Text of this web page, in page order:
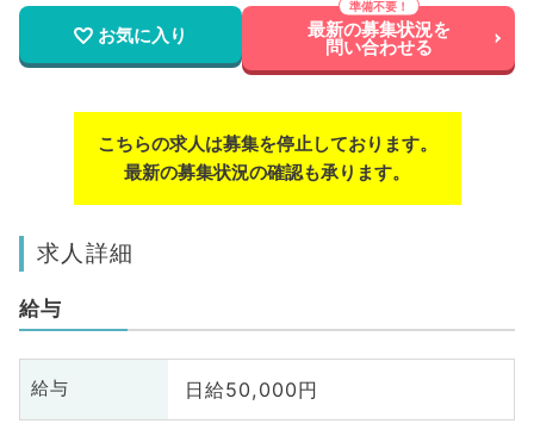
お気に入り 最新の募集状況を
問い合わせる
こちらの求人は募集を停止しております。
最新の募集状況の確認も承ります。
求人詳細
給与
給与 日給50,000円